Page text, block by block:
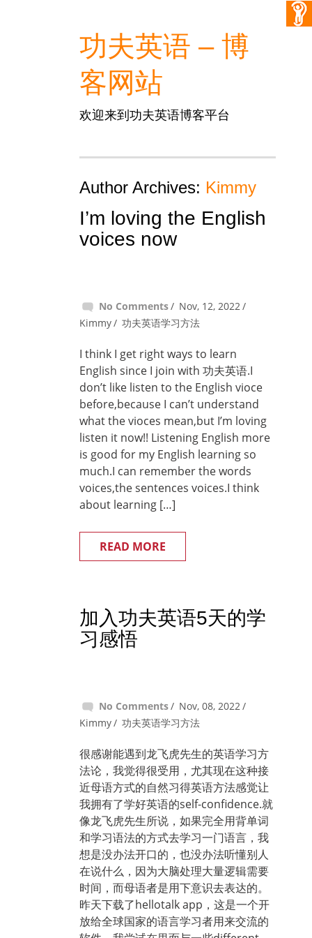
功夫英语 – 博
客网站
欢迎来到功夫英语博客平台
Author Archives: Kimmy
I’m loving the English
voices now
No Comments
Nov, 12, 2022
Kimmy
功夫英语学习方法
I think I get right ways to learn
English since I join with 功夫英语.I
don’t like listen to the English vioce
before,because I can’t understand
what the vioces mean,but I’m loving
listen it now!! Listening English more
is good for my English learning so
much.I can remember the words
voices,the sentences voices.I think
about learning […]
READ MORE
加入功夫英语5天的学
习感悟
No Comments
Nov, 08, 2022
Kimmy
功夫英语学习方法
很感谢能遇到龙飞虎先生的英语学习方
法论，我觉得很受用，尤其现在这种接
近母语方式的自然习得英语方法感觉让
我拥有了学好英语的self-confidence.就
像龙飞虎先生所说，如果完全用背单词
和学习语法的方式去学习一门语言，我
想是没办法开口的，也没办法听懂别人
在说什么，因为大脑处理大量逻辑需要
时间，而母语者是用下意识去表达的。
昨天下载了hellotalk app，这是一个开
放给全球国家的语言学习者用来交流的